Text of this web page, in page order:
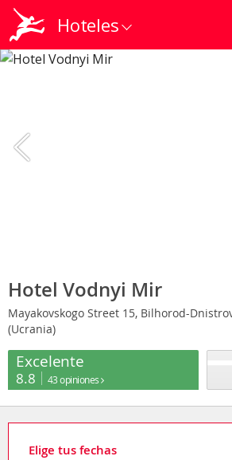
Hoteles
Hotel Vodnyi Mir
Mayakovskogo Street 15, Bilhorod-
(Ucrania)
Excelente
8.8 43 opiniones
Elige tus fechas